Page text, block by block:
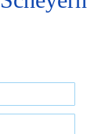
zur Startseite springen.